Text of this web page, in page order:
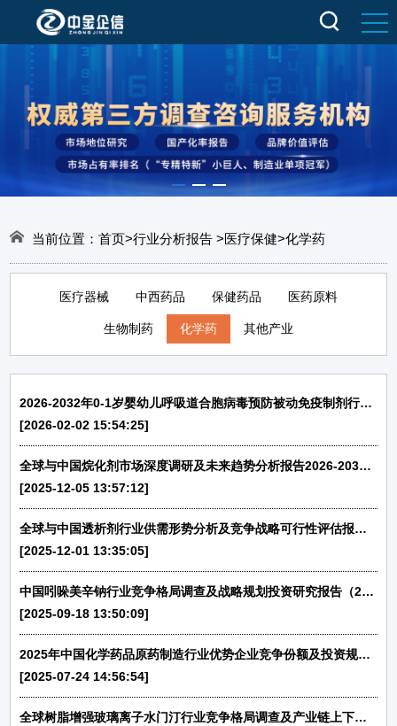
当前位置：首页>行业分析报告>医疗保健>化学药
医疗器械 中西药品 保健药品 医药原料
生物制药 化学药 其他产业
2026-2032年0-1岁婴幼儿呼吸道合胞病毒预防被动免疫制剂行业发展现状与投资战略规划可行性报告-中金企信发布
[2026-02-02 15:54:25]
全球与中国烷化剂市场深度调研及未来趋势分析报告2026-2032年-中金企信发布
[2025-12-05 13:57:12]
全球与中国透析剂行业供需形势分析及竞争战略可行性评估报告（2026-2032）-中金企信发布
[2025-12-01 13:35:05]
中国吲哚美辛钠行业竞争格局调查及战略规划投资研究报告（2025-2031）-中金企信发布
[2025-09-18 13:50:09]
2025年中国化学药品原药制造行业优势企业竞争份额及投资规模前景洞察报告-中金企信发布
[2025-07-24 14:56:54]
全球树脂增强玻璃离子水门汀行业竞争格局调查及产业链上下游分析报告（2025-2031）-中金企信发布